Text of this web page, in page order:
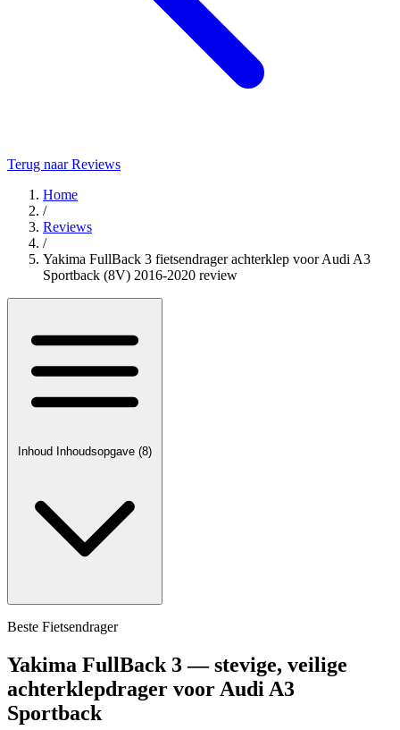
Terug naar Reviews
Home
/
Reviews
/
Yakima FullBack 3 fietsendrager achterklep voor Audi A3
Sportback (8V) 2016-2020 review
Inhoud Inhoudsopgave (8)
Beste Fietsendrager
Yakima FullBack 3 — stevige, veilige
achterklepdrager voor Audi A3
Sportback